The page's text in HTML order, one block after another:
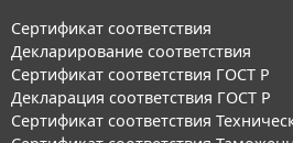
Сертификат соответствия
Декларирование соответствия
Сертификат соответствия ГОСТ Р
Декларация соответствия ГОСТ Р
Сертификат соответствия